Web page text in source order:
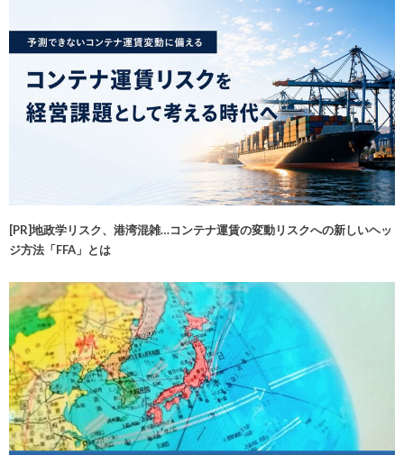
[PR]地政学リスク、港湾混雑…コンテナ運賃の変動リスクへの新しいヘッ
ジ方法「FFA」とは